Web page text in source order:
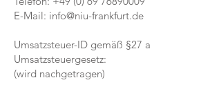
E-Mail: info@niu-frankfurt.de
Umsatzsteuer-ID gemäß §27 a
Umsatzsteuergesetz:
(wird nachgetragen)​